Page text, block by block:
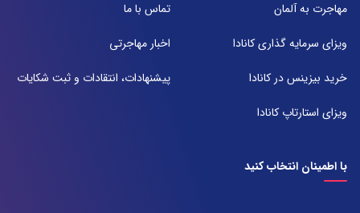
شعبه 2
تلفن:
مهاجرت به آلمان
ویزای سرمایه گذاری کانادا
خرید بیزینس در کانادا
ویزای استارتاپ کانادا
تماس با ما
اخبار مهاجرتی
پیشنهادات، انتقادات و ثبت شکایات
با اطمینان انتخاب کنید